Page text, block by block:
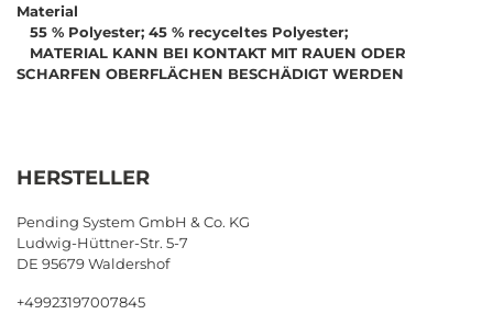
Material
55 % Polyester; 45 % recyceltes Polyester;
MATERIAL KANN BEI KONTAKT MIT RAUEN ODER
SCHARFEN OBERFLÄCHEN BESCHÄDIGT WERDEN
HERSTELLER
Pending System GmbH & Co. KG
Ludwig-Hüttner-Str. 5-7
DE 95679 Waldershof
+49923197007845